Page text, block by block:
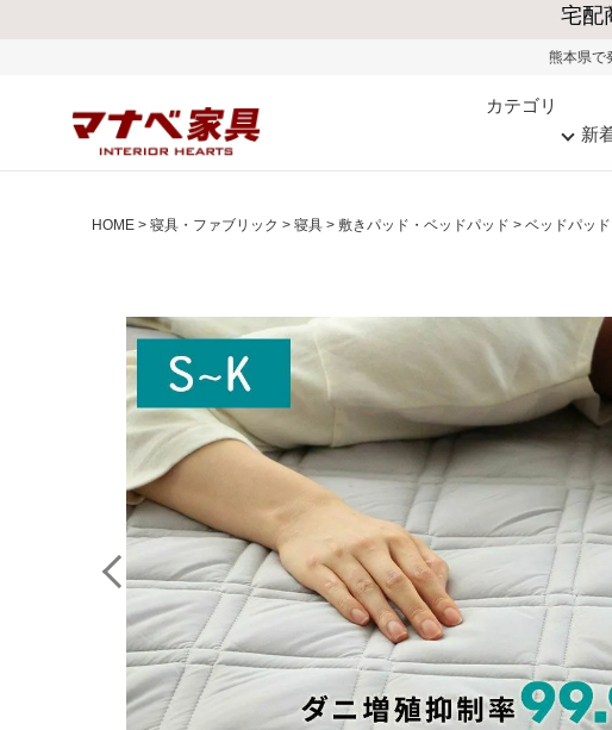
熊本県で発生した地震およびお盆
カテゴリ
新
HOME 寝具・ファブリック 寝具 敷きパッド・ベッドパッド ベッドパッ